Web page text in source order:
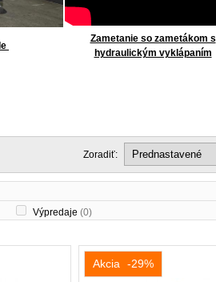
Zametanie so zametákom s
hydraulickým vyklápaním
Zoradiť:
Výpredaje (0)
Akcia -29%